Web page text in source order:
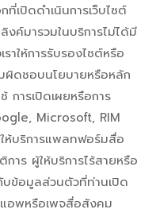
เปิดดำเนินการเว็บไซต์
งค์มารวมในบริการไม่ได้มี
าให้การรับรองไซต์หรือ
ผิดชอบนโยบายหรือหลัก
การเปิดเผยหรือการ
Microsoft, RIM
บริการแพลทฟอร์มสื่อ
าร ผู้ให้บริการไร้สายหรือ
ข้อมูลส่วนตัวที่ท่านเปิด
อพหรือเพจสื่อสังคม